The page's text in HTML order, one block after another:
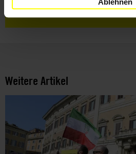
Ablehnen
ihnen zu.
Weitere Artikel